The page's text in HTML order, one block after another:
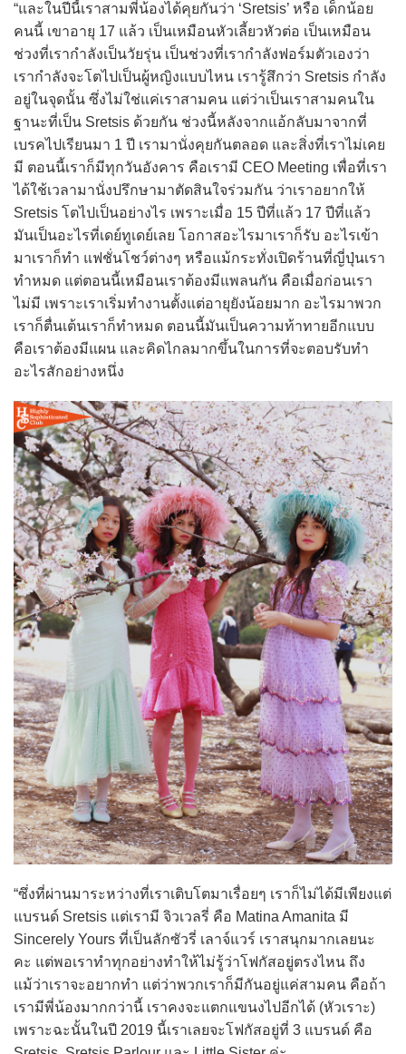
“และในปีนี้เราสามพี่น้องได้คุยกันว่า ‘Sretsis’ หรือ เด็กน้อย
คนนี้ เขาอายุ 17 แล้ว เป็นเหมือนหัวเลี้ยวหัวต่อ เป็นเหมือน
ช่วงที่เรากำลังเป็นวัยรุ่น เป็นช่วงที่เรากำลังฟอร์มตัวเองว่า
เรากำลังจะโตไปเป็นผู้หญิงแบบไหน เรารู้สึกว่า Sretsis กำลัง
อยู่ในจุดนั้น ซึ่งไม่ใช่แค่เราสามคน แต่ว่าเป็นเราสามคนใน
ฐานะที่เป็น Sretsis ด้วยกัน ช่วงนี้หลังจากแอ้กลับมาจากที่
เบรคไปเรียนมา 1 ปี เรามานั่งคุยกันตลอด และสิ่งที่เราไม่เคย
มี ตอนนี้เราก็มีทุกวันอังคาร คือเรามี CEO Meeting เพื่อที่เรา
ได้ใช้เวลามานั่งปรึกษามาตัดสินใจร่วมกัน ว่าเราอยากให้
Sretsis โตไปเป็นอย่างไร เพราะเมื่อ 15 ปีที่แล้ว 17 ปีที่แล้ว
มันเป็นอะไรที่เดย์ทูเดย์เลย โอกาสอะไรมาเราก็รับ อะไรเข้า
มาเราก็ทำ แฟชั่นโชว์ต่างๆ หรือแม้กระทั่งเปิดร้านที่ญี่ปุ่นเรา
ทำหมด แต่ตอนนี้เหมือนเราต้องมีแพลนกัน คือเมื่อก่อนเรา
ไม่มี เพราะเราเริ่มทำงานตั้งแต่อายุยังน้อยมาก อะไรมาพวก
เราก็ตื่นเต้นเราก็ทำหมด ตอนนี้มันเป็นความท้าทายอีกแบบ
คือเราต้องมีแผน และคิดไกลมากขึ้นในการที่จะตอบรับทำ
อะไรสักอย่างหนึ่ง
“ซึ่งที่ผ่านมาระหว่างที่เราเติบโตมาเรื่อยๆ เราก็ไม่ได้มีเพียงแต่
แบรนด์ Sretsis แต่เรามี จิวเวลรี่ คือ Matina Amanita มี
Sincerely Yours ที่เป็นลักซัวรี่ เลาจ์แวร์ เราสนุกมากเลยนะ
คะ แต่พอเราทำทุกอย่างทำให้ไม่รู้ว่าโฟกัสอยู่ตรงไหน ถึง
แม้ว่าเราจะอยากทำ แต่ว่าพวกเราก็มีกันอยู่แค่สามคน คือถ้า
เรามีพี่น้องมากกว่านี้ เราคงจะแตกแขนงไปอีกได้ (หัวเราะ)
เพราะฉะนั้นในปี 2019 นี้เราเลยจะโฟกัสอยู่ที่ 3 แบรนด์ คือ